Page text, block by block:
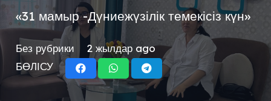
«31 мамыр -Дүниежүзілік темекісіз күн»
Без рубрики
2 жылдар ago
БӨЛІСУ